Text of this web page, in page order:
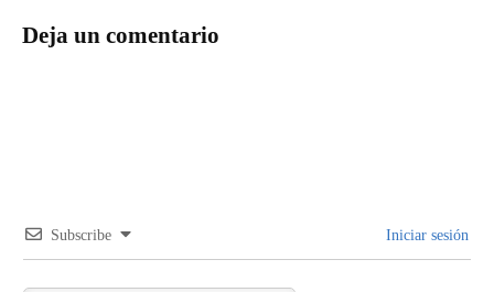
Deja un comentario
Subscribe Iniciar sesión